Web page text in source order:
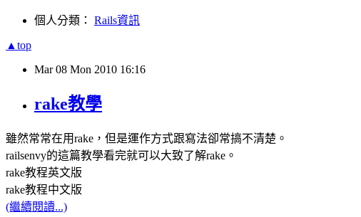
個人分類： Rails資訊
▲top
Mar 08 Mon 2010 16:16
rake教學
雖然常常在用rake，但是運作方式跟寫法卻常搞不清楚。
railsenvy的這篇教學看完就可以大致了解rake。
rake教程英文版
rake教程中文版
(繼續閱讀...)